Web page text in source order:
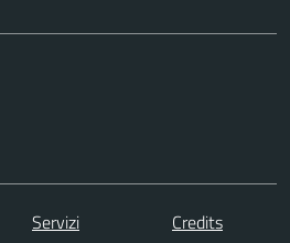
Servizi
Credits